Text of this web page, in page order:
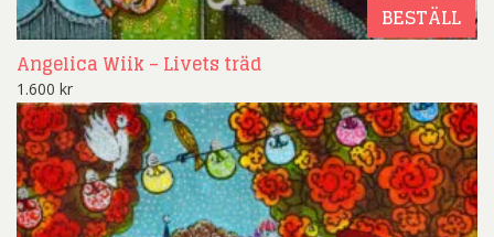
BESTÄLL
Angelica Wiik – Livets träd
1.600 kr